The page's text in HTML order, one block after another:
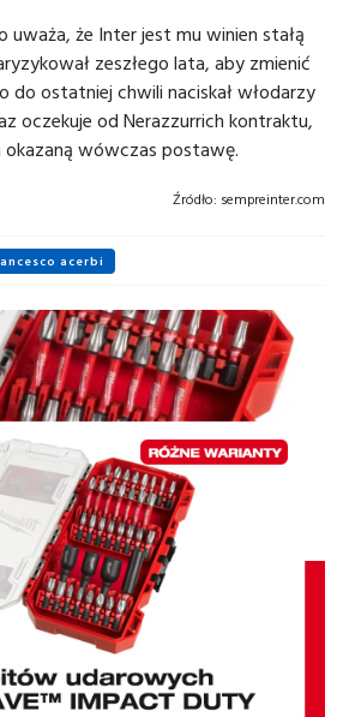
uważa, że ​​Inter jest mu winien stałą
zeszłego lata, aby zmienić
do ostatniej chwili naciskał włodarzy
oczekuje od Nerazzurrich kontraktu,
wówczas postawę.
Źródło: sempreinter.com
acerbi